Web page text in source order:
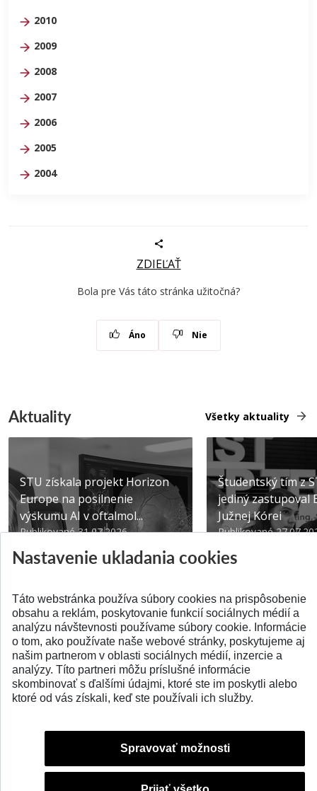
2010
2009
2008
2007
2006
2005
2004
ZDIEĽAŤ
Bola pre Vás táto stránka užitočná?
Áno Nie
Aktuality Všetky aktuality
STU získala projekt Horizon
Europe na posilnenie
výskumu AI v oftalmol...
Publikované 31.07.2026
Študentský tím z
jediný zastupoval
Južnej Kórei
Publikované
SPÄŤ NA VRCH
Nastavenie ukladania cookies
Táto webstránka používa súbory cookies na prispôsobenie
obsahu a reklám, poskytovanie funkcií sociálnych médií a
analýzu návštevnosti používame súbory cookie. Informácie
o tom, ako používate naše webové stránky, poskytujeme aj
našim partnerom v oblasti sociálnych médií, inzercie a
analýzy. Títo partneri môžu príslušné informácie
skombinovať s ďalšími údajmi, ktoré ste im poskytli alebo
ktoré od vás získali, keď ste používali ich služby.
Spravovať možnosti